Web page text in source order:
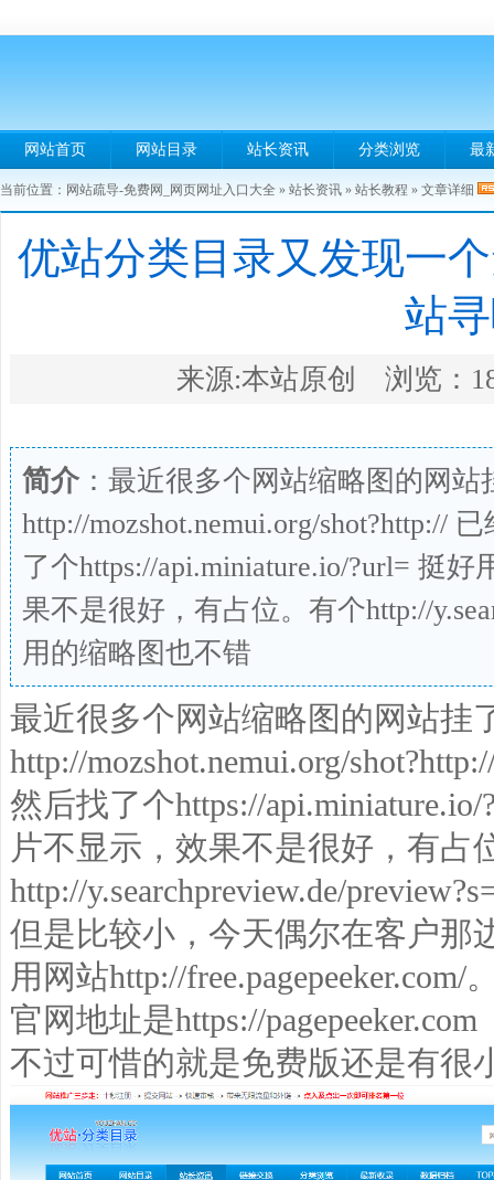
网站首页 网站目录 站长资讯 分类浏览 最
当前位置： 网站疏导-免费网_网页网址入口大全 » 站长资讯 » 站长教程 » 文章详细
优站分类目录又发现一
站
来源:本站原创 浏览：
简介：最近很多个网站缩略图的网站
http://mozshot.nemui.org/shot?http://
了个https://api.miniature.io/?url= 挺
果不是很好，有占位。有个http://
用的缩略图也不错
最近很多个网站缩略图的网站挂
http://mozshot.nemui.org/
然后找了个https://
片不显示，效果不是很好，有占
http://y.searchpreview.de/
但是比较小，今天偶尔在客户那
用网站http://free.pagepeeker.com/
官网地址是https://pagepeeker.com
不过可惜的就是免费版还是有很